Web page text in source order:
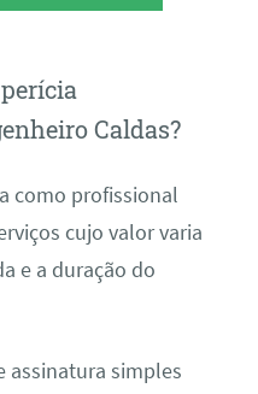
Caldas?
como profissional
cujo valor varia
e a duração do
assinatura simples